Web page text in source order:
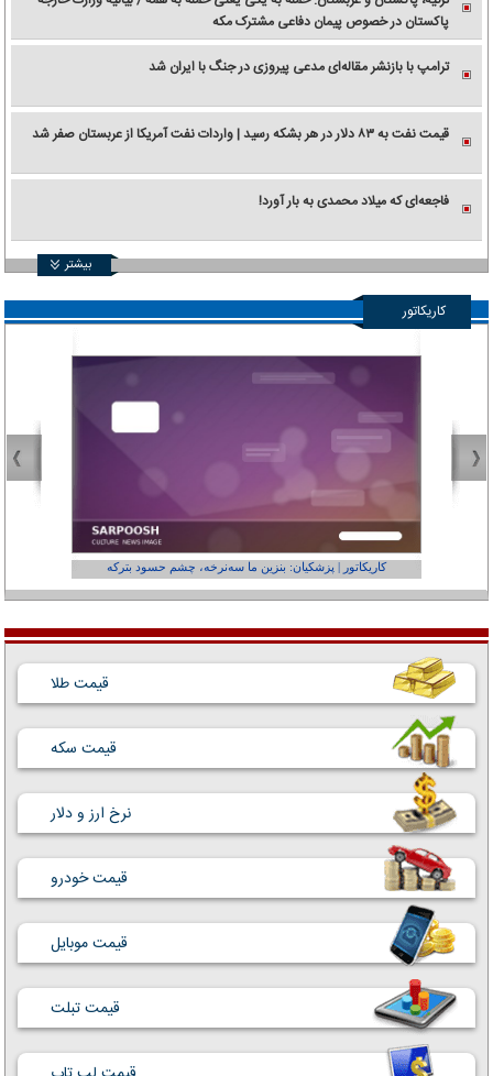
پاکستان در خصوص پیمان دفاعی مشترک مکه
ترامپ با بازنشر مقاله‌ای مدعی پیروزی در جنگ با ایران شد
قیمت نفت به ۸۳ دلار در هر بشکه رسید | واردات نفت آمریکا از عربستان صفر شد
فاجعه‌ای که میلاد محمدی به بار آورد!
بیشتر
کاریکاتور
کاریکاتور | پزشکیان: بنزین ما سه‌نرخه، چشم حسود بترکه
قیمت طلا
قیمت سکه
نرخ ارز و دلار
قیمت خودرو
قیمت موبایل
قیمت تبلت